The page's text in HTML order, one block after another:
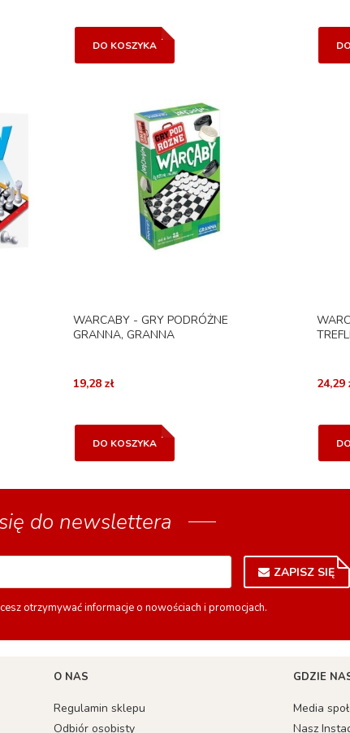
DO KOSZYKA
WARCABY - GRY PODRÓŻNE
GRANNA, GRANNA
19,28 zł
DO KOSZYKA
24,29
do newslettera
otrzymywać informacje o nowościach i promocjach.
ZAPISZ SIĘ
O NAS
Regulamin sklepu
Odbiór osobisty
GDZIE
Media
Nasz